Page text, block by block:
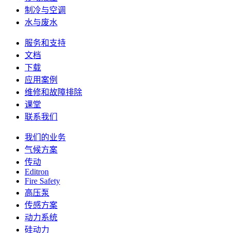
制冷与空调
水与废水
服务和支持
文档
下载
应用案例
维修和故障排除
课堂
联系我们
我们的业务
气候方案
传动
Editron
Fire Safety
高压泵
传感方案
动力系统
硅动力